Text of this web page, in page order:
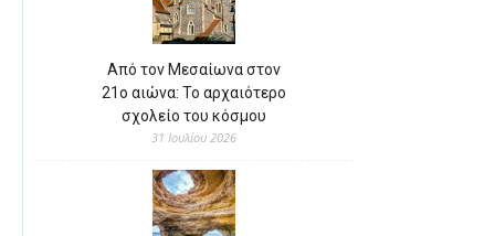
Από τον Μεσαίωνα στον
21ο αιώνα: Το αρχαιότερο
σχολείο του κόσμου
31 Ιουλίου 2026